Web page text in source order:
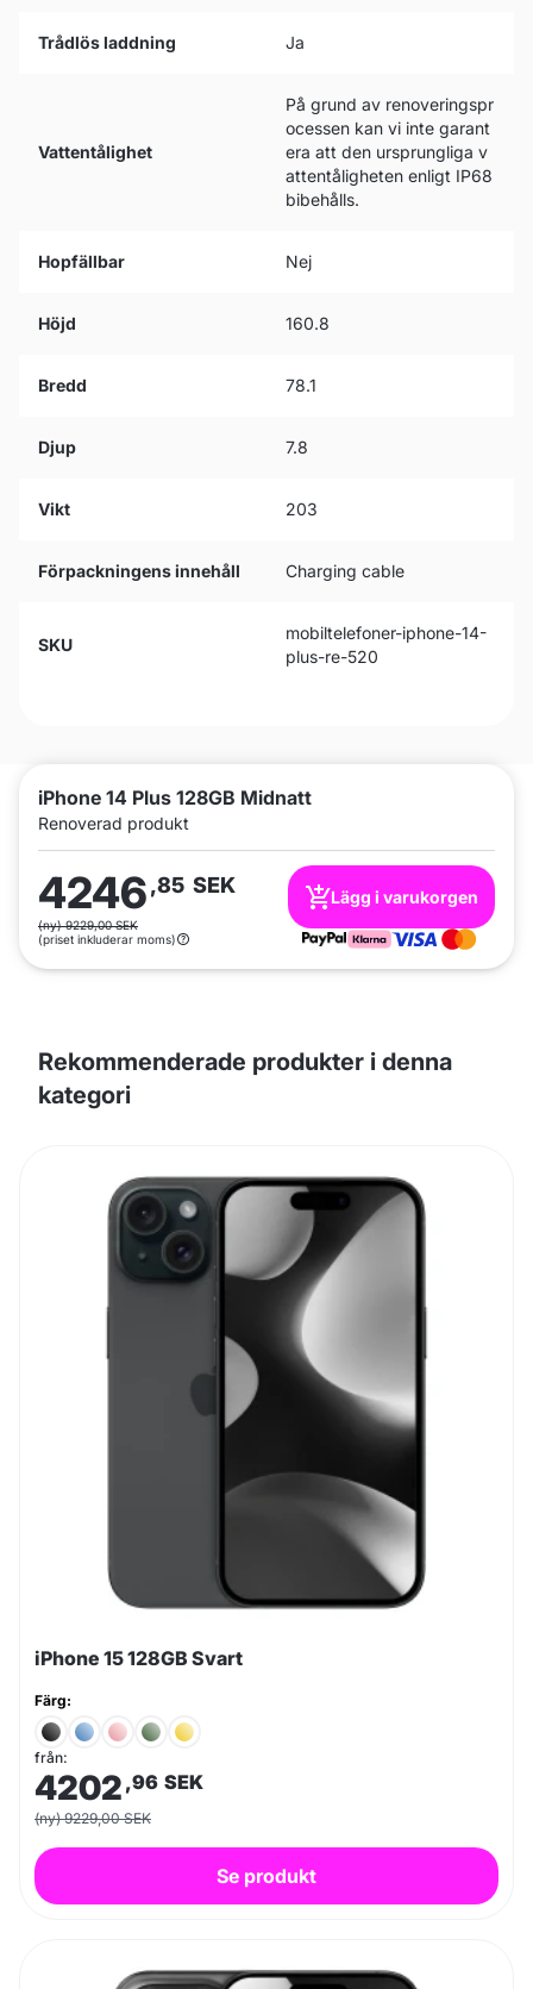
iPhone 14 Plus 128GB Midnatt
Renoverad produkt
4246,85 SEK
(ny) 9229,00 SEK
(priset inkluderar moms)
Lägg i varukorgen
Trådlös laddning Ja
Vattentålighet
På grund av renoveringspr
ocessen kan vi inte garant
era att den ursprungliga v
attentåligheten enligt IP68
bibehålls.
Hopfällbar Nej
Höjd 160.8
Bredd 78.1
Djup 7.8
Vikt 203
Förpackningens innehåll Charging cable
SKU
mobiltelefoner-iphone-14-
plus-re-520
Rekommenderade produkter i denna
kategori
iPhone 15 128GB Svart
Färg:
från:
4202 ,96 SEK
(ny) 9229,00 SEK
Se produkt